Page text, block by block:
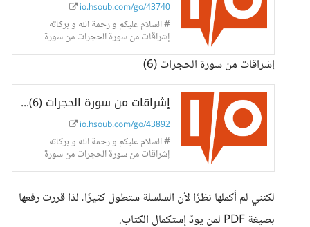
io.hsoub.com/go/43740
# السلام عليكم و رحمة الله و بركاته
إشراقات من سورة الحجرات من سورة
الحجرات من
إشراقات من سورة الحجرات (6)
إشراقات من سورة الحجرات (6) - (آخر تفسير الحجرات). - حسوب I/O
io.hsoub.com/go/43892
# السلام عليكم و رحمة الله و بركاته
إشراقات من سورة الحجرات من سورة
الحجرات من
لكنني لم أكملها نظرًا لأن السلسلة ستطول كثيرًا، لذا قررت رفعها
بصيغة PDF لمن يودّ إستكمال الكتاب.